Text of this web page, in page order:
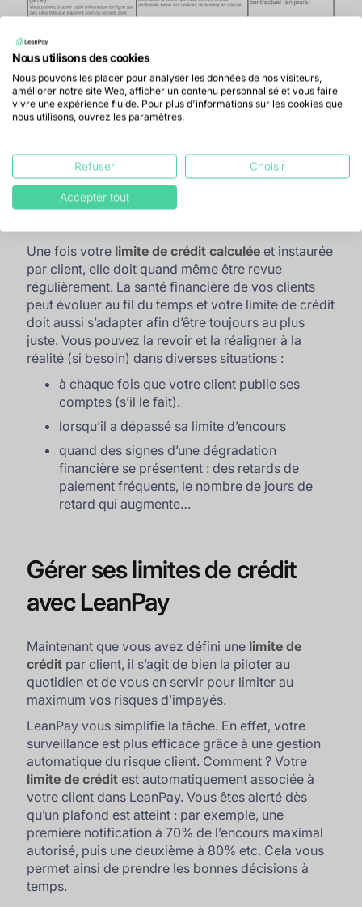
Révision du calcul de la limite de
crédit
Une fois votre limite de crédit calculée et instaurée
par client, elle doit quand même être revue
régulièrement. La santé financière de vos clients
peut évoluer au fil du temps et votre limite de crédit
doit aussi s’adapter afin d’être toujours au plus
juste. Vous pouvez la revoir et la réaligner à la
réalité (si besoin) dans diverses situations :
à chaque fois que votre client publie ses
comptes (s’il le fait).
lorsqu’il a dépassé sa limite d’encours
quand des signes d’une dégradation
financière se présentent : des retards de
paiement fréquents, le nombre de jours de
retard qui augmente…
Gérer ses limites de crédit
avec LeanPay
Maintenant que vous avez défini une limite de
crédit par client, il s’agit de bien la piloter au
quotidien et de vous en servir pour limiter au
maximum vos risques d’impayés.
LeanPay vous simplifie la tâche. En effet, votre
surveillance est plus efficace grâce à une gestion
automatique du risque client. Comment ? Votre
limite de crédit est automatiquement associée à
votre client dans LeanPay. Vous êtes alerté dès
qu’un plafond est atteint : par exemple, une
première notification à 70% de l’encours maximal
autorisé, puis une deuxième à 80% etc. Cela vous
permet ainsi de prendre les bonnes décisions à
temps.
Nous utilisons des cookies
Nous pouvons les placer pour analyser les données de nos visiteurs,
améliorer notre site Web, afficher un contenu personnalisé et vous faire
vivre une expérience fluide. Pour plus d'informations sur les cookies que
nous utilisons, ouvrez les paramètres.
Refuser Choisir
Accepter tout